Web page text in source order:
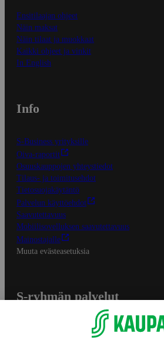
Ensitilaajan ohjeet
Näin maksat
Näin tilaat ja muokkaat
Kaikki ohjeet ja vinkit
In English
Info
S-Business yrityksille
Oiva-raportit
Osuuskauppojen yhteystiedot
Tilaus- ja toimitusehdot
Tietosuojakäytäntö
Palvelun käyttöehdot
Saavutettavuus
Mobiilisovelluksen saavutettavuus
Mainostajalle
Muuta evästeasetuksia
S-ryhmän palvelut